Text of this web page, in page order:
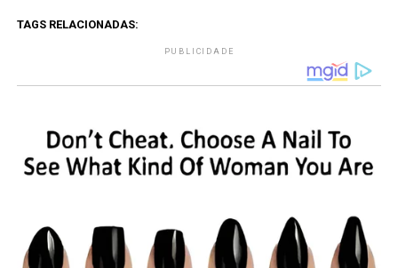
TAGS RELACIONADAS:
PUBLICIDADE